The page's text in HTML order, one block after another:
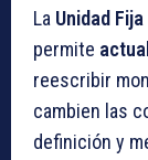
La Unidad Fija
permite
reescribir
cambien las
definición y